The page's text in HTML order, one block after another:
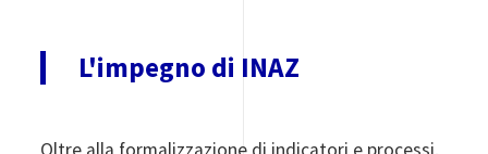
L'impegno di INAZ
Oltre alla formalizzazione di indicatori e processi,